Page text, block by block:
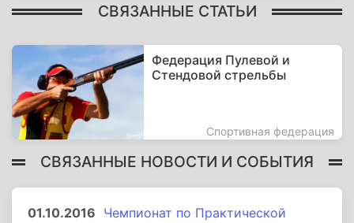
СВЯЗАННЫЕ СТАТЬИ
Федерация Пулевой и
Стендовой стрельбы
Спортивная федерация
СВЯЗАННЫЕ НОВОСТИ И СОБЫТИЯ
01.10.2016 Чемпионат по Практической